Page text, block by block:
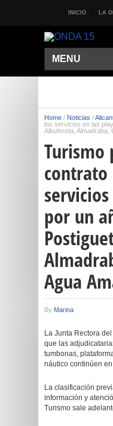
INICIO LA
MENU
Home / Noticias /
los servicios en las
Albufereta, Almadraba,
Turismo
contrato
por un
Agua
By Marina
La Junta Rectora
que las
tumbonas,
náutico continúen
La clasificación
información y
Turismo sale